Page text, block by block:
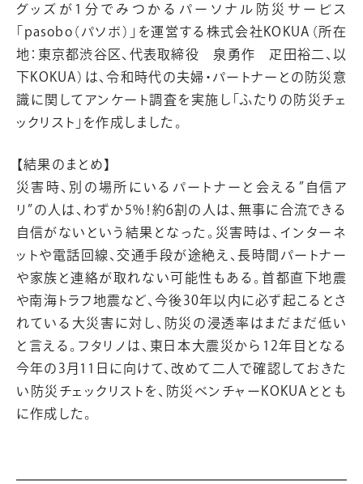
グッズが1分でみつかるパーソナル防災サービス
「pasobo（パソボ）」を運営する株式会社KOKUA（所在
地：東京都渋谷区、代表取締役 泉勇作 疋田裕二、以
下KOKUA）は、令和時代の夫婦・パートナーとの防災意
識に関してアンケート調査を実施し「ふたりの防災チェ
ックリスト」を作成しました。
【結果のまとめ】
災害時、別の場所にいるパートナーと会える”自信ア
リ”の人は、わずか5%！約6割の人は、無事に合流できる
自信がないという結果となった。災害時は、インターネ
ットや電話回線、交通手段が途絶え、長時間パートナー
や家族と連絡が取れない可能性もある。首都直下地震
や南海トラフ地震など、今後30年以内に必ず起こるとさ
れている大災害に対し、防災の浸透率はまだまだ低い
と言える。フタリノは、東日本大震災から12年目となる
今年の3月11日に向けて、改めて二人で確認しておきた
い防災チェックリストを、防災ベンチャーKOKUAととも
に作成した。